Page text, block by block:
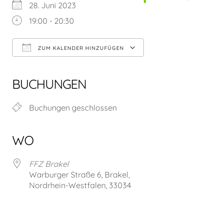
28. Juni 2023
19:00 - 20:30
ZUM KALENDER HINZUFÜGEN
BUCHUNGEN
Buchungen geschlossen
WO
FFZ Brakel
Warburger Straße 6, Brakel,
Nordrhein-Westfalen, 33034